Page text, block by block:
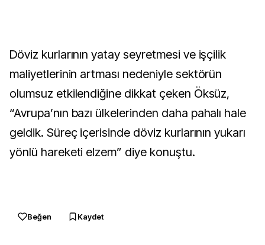
Döviz kurlarının yatay seyretmesi ve işçilik
maliyetlerinin artması nedeniyle sektörün
olumsuz etkilendiğine dikkat çeken Öksüz,
“Avrupa’nın bazı ülkelerinden daha pahalı hale
geldik. Süreç içerisinde döviz kurlarının yukarı
yönlü hareketi elzem” diye konuştu.
Beğen Kaydet